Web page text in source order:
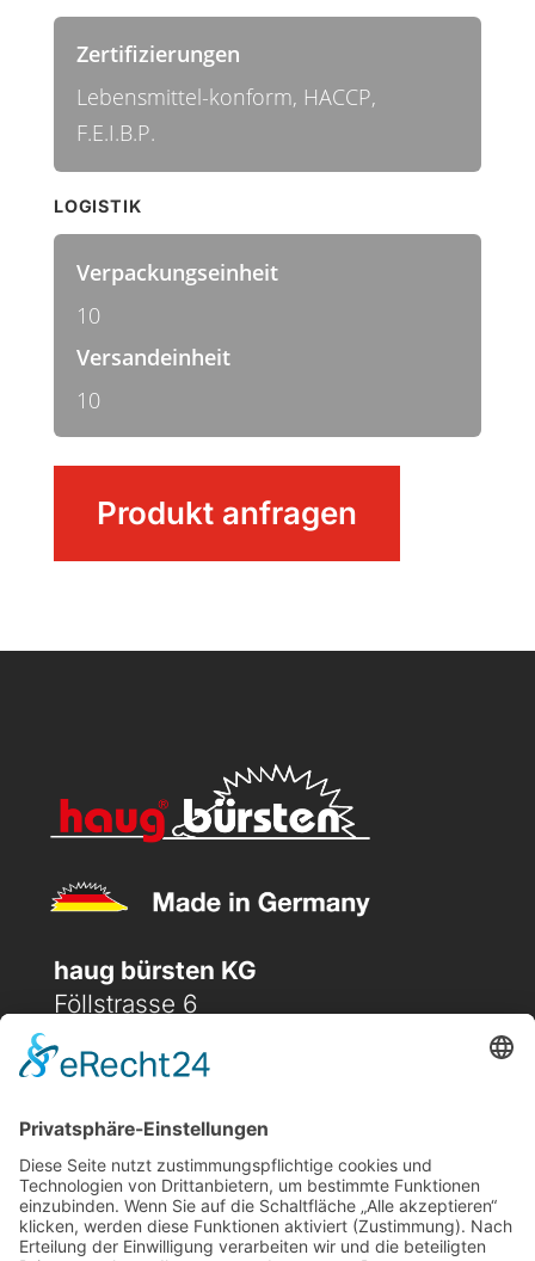
MengeProdukt anfragen
Zertifizierungen
Lebensmittel-konform, HACCP,
F.E.I.B.P.
LOGISTIK
Verpackungseinheit
10
Versandeinheit
10
haug bürsten KG
Föllstrasse 6
D-86343 Königsbrunn
 (+49) 08231 / 96 30 96
 office@haugbuersten.de
Weitere Seiten